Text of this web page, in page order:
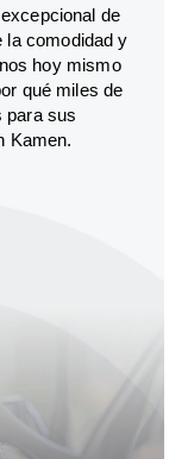
de
la comodidad y
hoy mismo
qué miles de
para sus
Kamen.